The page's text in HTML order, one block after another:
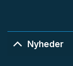
Nyheder